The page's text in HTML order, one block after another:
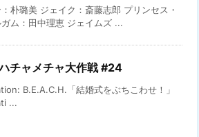
朴璐美 ジェイク：斎藤志郎 プリンセス・
ム：田中理恵 ジェイムズ ...
チャメチャ大作戦 #24
B.E.A.C.H.「結婚式をぶちこわせ！」
...